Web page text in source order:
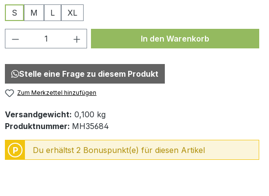
S
M L XL
Produkt Anzahl: Gib den gewünschten Wert
In den Warenkorb
Stelle eine Frage zu diesem Produkt
Zum Merkzettel hinzufügen
Versandgewicht: 0,100 kg
Produktnummer: MH35684
P Du erhältst 2 Bonuspunkt(e) für diesen Artikel